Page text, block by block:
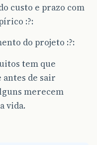
custo e prazo com
:?:
do projeto :?:
tem que
de sair
merecem
vida.